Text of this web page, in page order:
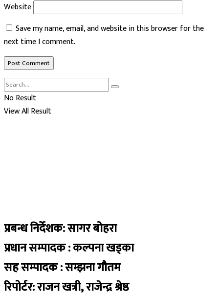
Website
Save my name, email, and website in this browser for the
next time I comment.
No Result
View All Result
प्रबन्ध निर्देशक: सागर बोहरा
प्रधान सम्पादक : कल्पना खड्का
सह सम्पादक : सम्झना गौतम
रिपोर्टर: राजन खत्री, राजेन्द्र श्रेष्ठ